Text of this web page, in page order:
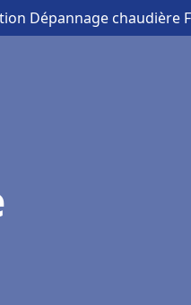
Dépannage chaudière